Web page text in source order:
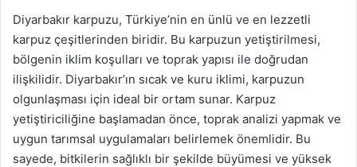
Diyarbakır karpuzu, Türkiye’nin en ünlü ve en lezzetli
karpuz çeşitlerinden biridir. Bu karpuzun yetiştirilmesi,
bölgenin iklim koşulları ve toprak yapısı ile doğrudan
ilişkilidir. Diyarbakır’ın sıcak ve kuru iklimi, karpuzun
olgunlaşması için ideal bir ortam sunar. Karpuz
yetiştiriciliğine başlamadan önce, toprak analizi yapmak ve
uygun tarımsal uygulamaları belirlemek önemlidir. Bu
sayede, bitkilerin sağlıklı bir şekilde büyümesi ve yüksek